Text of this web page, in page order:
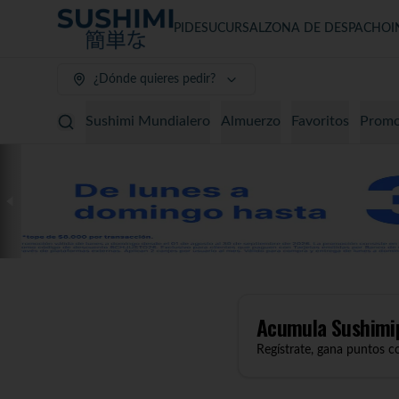
PIDESUCURSALZONA DE DESPACHO
¿Dónde quieres pedir?
Sushimi Mundialero Almuerzo Favoritos
Acumula
Regístrate, gana puntos